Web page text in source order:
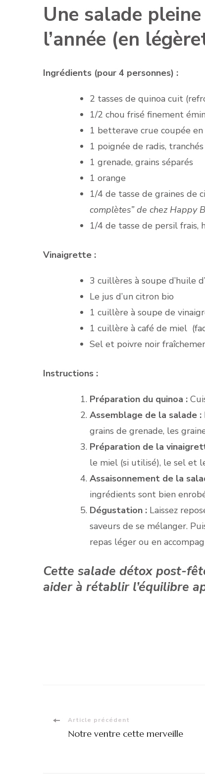
Une salade
l’année (en
Ingrédients (pour 4 personnes) :
2 tasses de quinoa cuit
1/2 chou frisé finement
1 betterave crue coupée en
1 poignée de radis,
1 grenade, grains séparés
1 orange
1/4 de tasse de graines
complètes” de chez Happy
1/4 de tasse de persil frais,
Vinaigrette :
3 cuillères à soupe d’huile
Le jus d’un citron bio
1 cuillère à soupe de
1 cuillère à café de miel
Sel et poivre noir
Instructions :
Préparation du quinoa :
Assemblage de la salade :
grains de grenade, les
Préparation de la
le miel (si utilisé), le sel et
Assaisonnement de la
ingrédients sont bien
Dégustation : Laissez
saveurs de se mélanger.
repas léger ou en
Cette salade détox post-
aider à rétablir l’équilibre
Navigation
Article précédent
Notre ventre cette merveille